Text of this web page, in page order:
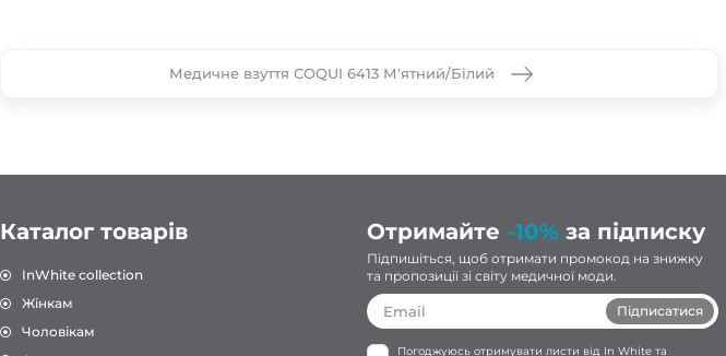
Медичне взуття COQUI 6413 М'ятний/Білий
Каталог товарів
InWhite collection
Жінкам
Чоловікам
Отримайте -10% за підписку
Підпишіться, щоб отримати промокод на знижку
та пропозиції зі світу медичної моди.
Підписатися
Погоджуюсь отримувати листи від In White та